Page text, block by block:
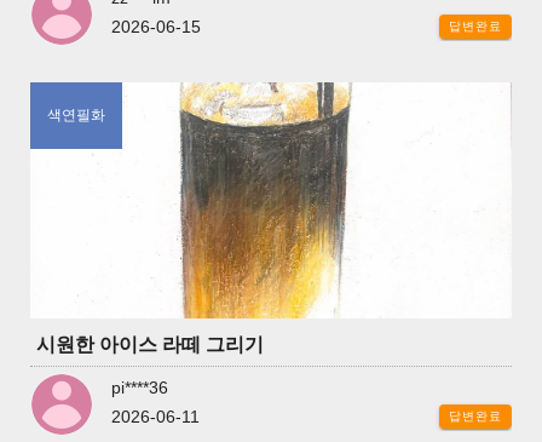
2026-06-15
답변완료
색연필화
시원한 아이스 라떼 그리기
pi****36
2026-06-11
답변완료